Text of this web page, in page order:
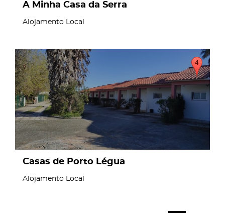
A Minha Casa da Serra
Alojamento Local
page
Casas de Porto Légua
Alojamento Local